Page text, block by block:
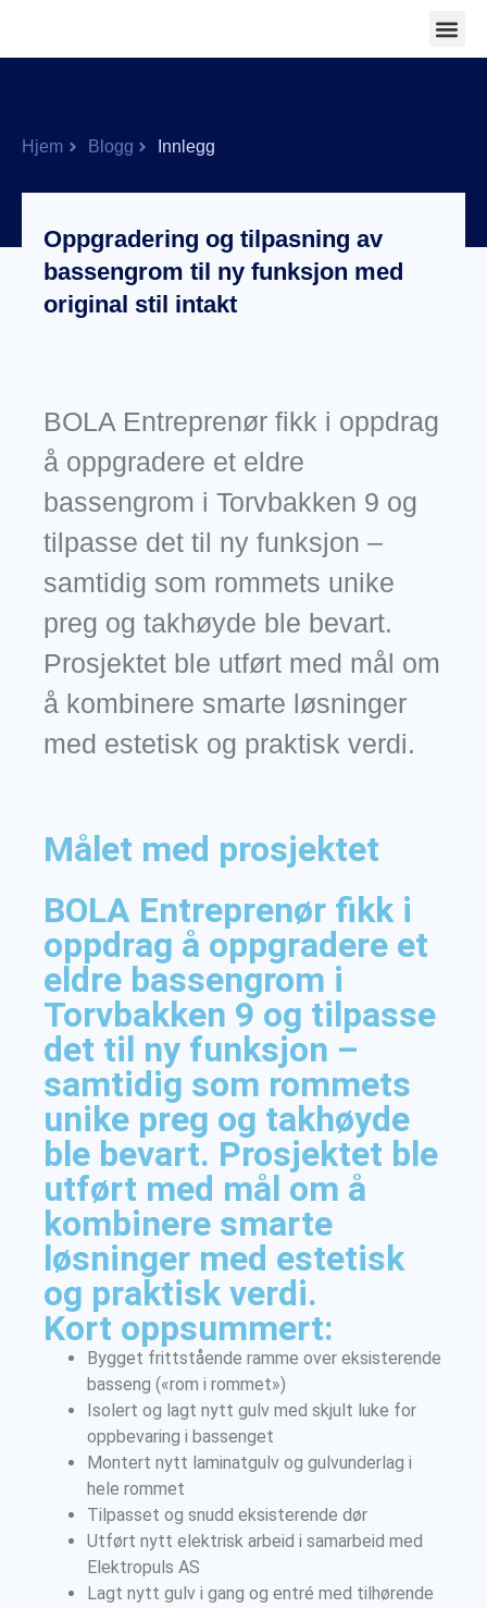
Hjem Blogg Innlegg
Oppgradering og tilpasning av
bassengrom til ny funksjon med
original stil intakt
BOLA Entreprenør fikk i oppdrag
å oppgradere et eldre
bassengrom i Torvbakken 9 og
tilpasse det til ny funksjon –
samtidig som rommets unike
preg og takhøyde ble bevart.
Prosjektet ble utført med mål om
å kombinere smarte løsninger
med estetisk og praktisk verdi.
Målet med prosjektet
BOLA Entreprenør fikk i
oppdrag å oppgradere et
eldre bassengrom i
Torvbakken 9 og tilpasse
det til ny funksjon –
samtidig som rommets
unike preg og takhøyde
ble bevart. Prosjektet ble
utført med mål om å
kombinere smarte
løsninger med estetisk
og praktisk verdi.
Kort oppsummert:
Bygget frittstående ramme over eksisterende
basseng («rom i rommet»)
Isolert og lagt nytt gulv med skjult luke for
oppbevaring i bassenget
Montert nytt laminatgulv og gulvunderlag i
hele rommet
Tilpasset og snudd eksisterende dør
Utført nytt elektrisk arbeid i samarbeid med
Elektropuls AS
Lagt nytt gulv i gang og entré med tilhørende